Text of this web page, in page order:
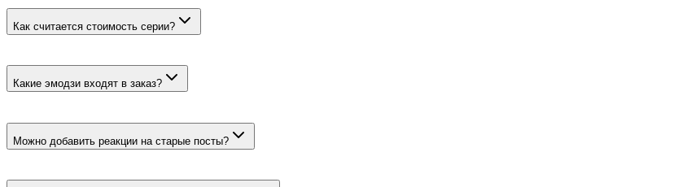
Как считается стоимость серии?
Какие эмодзи входят в заказ?
Можно добавить реакции на старые посты?